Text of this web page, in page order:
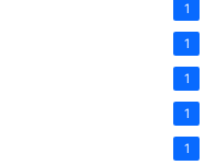
1
1
1
1
1